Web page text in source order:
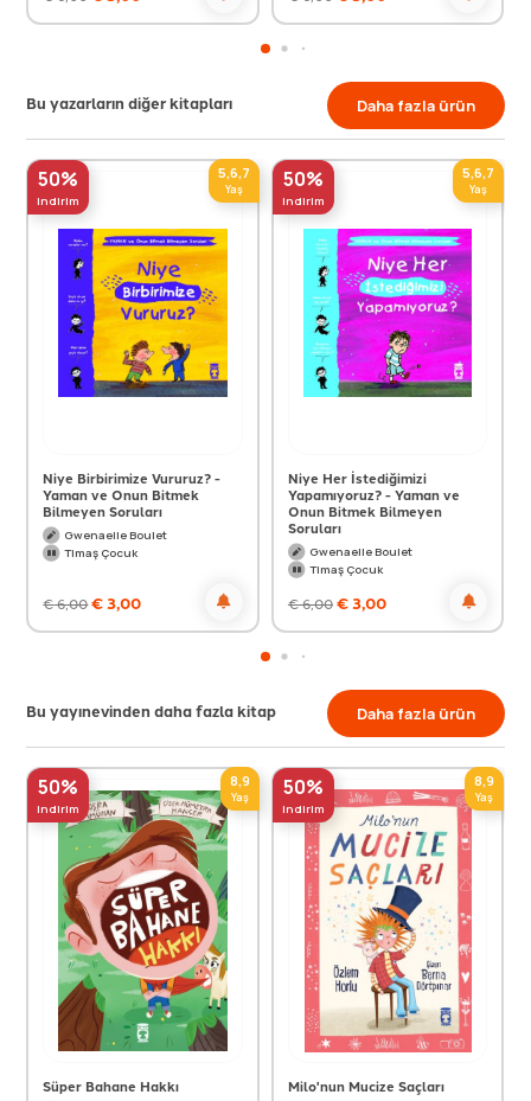
Bu yazarların diğer kitapları Daha fazla ürün
50%
indirim
5,6,7
Yaş
Niye Birbirimize Vururuz? -
Yaman ve Onun Bitmek
Bilmeyen Soruları
Gwenaelle Boulet
Timaş Çocuk
€6,00€ 3,00
50%
indirim
5,6,7
Yaş
Niye Her İstediğimizi
Yapamıyoruz? - Yaman ve
Onun Bitmek Bilmeyen
Soruları
Gwenaelle Boulet
Timaş Çocuk
€6,00€3,00
Bu yayınevinden daha fazla kitap Daha fazla ürün
50%
indirim
8,9
Yaş
Süper Bahane Hakkı
50%
indirim
8,9
Yaş
Milo'nun Mucize Saçları